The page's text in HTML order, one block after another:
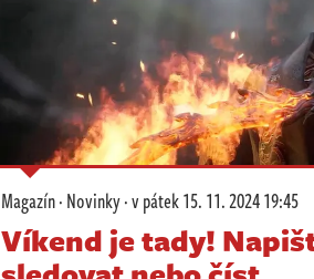
Magazín·Novinky·v pátek15. 11. 2024 19:45
Víkend je tady!